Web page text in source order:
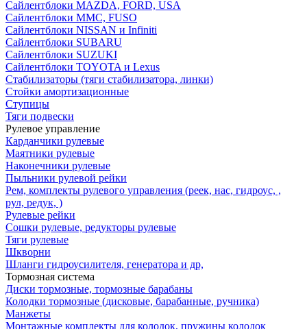
Сайлентблоки MAZDA, FORD, USA
Сайлентблоки MMC, FUSO
Сайлентблоки NISSAN и Infiniti
Сайлентблоки SUBARU
Сайлентблоки SUZUKI
Сайлентблоки TOYOTA и Lexus
Стабилизаторы (тяги стабилизатора, линки)
Стойки амортизационные
Ступицы
Тяги подвески
Рулевое управление
Карданчики рулевые
Маятники рулевые
Наконечники рулевые
Пыльники рулевой рейки
Рем, комплекты рулевого управления (реек, нас, гидроус, ,
рул, редук, )
Рулевые рейки
Сошки рулевые, редукторы рулевые
Тяги рулевые
Шкворни
Шланги гидроусилителя, генератора и др,
Тормозная система
Диски тормозные, тормозные барабаны
Колодки тормозные (дисковые, барабанные, ручника)
Манжеты
Монтажные комплекты для колодок, пружины колодок